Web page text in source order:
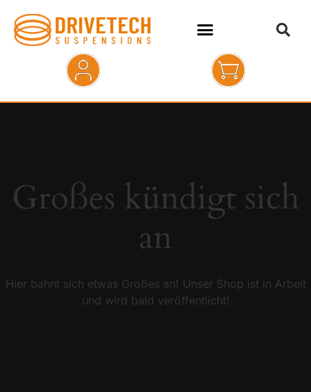
KONTAKT
Großes kündigt sich
an
Hier bahnt sich etwas Großes an! Unser Shop ist in Arbeit
und wird bald veröffentlicht!